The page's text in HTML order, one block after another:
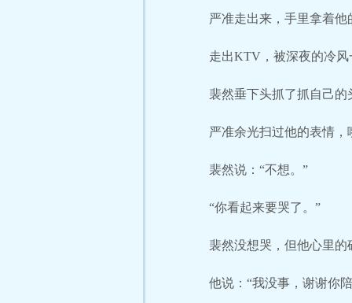
严准走出来，手里拿着他
走出KTV，被深夜的冷风
裴然垂下头抓了抓自己的
严准余光扫过他的表情，
裴然说：“不想。”
“你看起来要哭了。”
裴然没想哭，但他心里的
他说：“我没事，谢谢你